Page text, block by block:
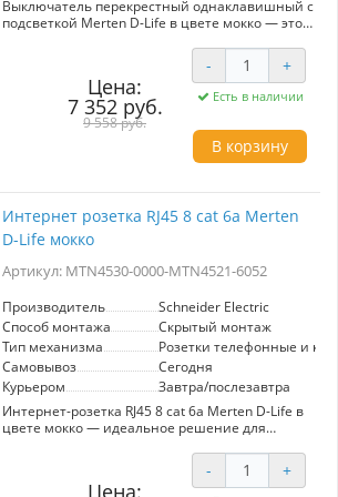
Выключатель перекрестный однаклавишный с
подсветкой Merten D-Life в цвете мокко — это
Schneider Electric, обеспечивающее высокое
качество и надежность. Артикул MTN3137-
0000-MTN3320-6052 подчеркнет ваш интерьер,
добавляя стильный элемент в оформление
помещения. Механизм предназначен для
создания удобного управления освещением в
двух или более точках, что обеспечивает
использовании. Подсветка выключателя
обеспечивая дополнительный комфорт. Цвет
мокко гармонично впишется в любой
Данный продукт отвечает высоким стандартам
идеальным выбором для современных
квартир и домов.
Цена:
7 352 руб.
9 558 руб.
- +
Есть в наличии
В корзину
Интернет розетка RJ45 8 cat 6a Merten
D-Life мокко
Артикул: MTN4530-0000-MTN4521-6052
Производитель
Schneider Electric
Способ монтажа
Скрытый монтаж
Тип механизма
Розетки телефонные и
Самовывоз
Сегодня
Курьером
Завтра/послезавтра
Интернет-розетка RJ45 8 cat 6a Merten D-Life в
цвете мокко — идеальное решение для
подключения. Произведенная компанией
Schneider Electric, она обеспечивает надежную
Цена:
- +